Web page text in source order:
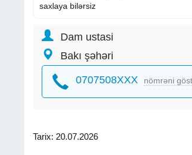
saxlaya bilərsiz
Dam ustasi
Bakı şəhəri
0707508XXX nömrəni
Tarix: 20.07.2026